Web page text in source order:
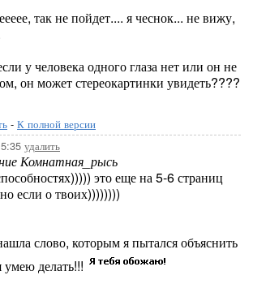
так не пойдет.... я чеснок... не вижу,
у человека одного глаза нет или он не
он может стереокартинки увидеть????
- К полной версии
удалить
Комнатная_рысь
это еще на 5-6 страниц
если о твоих))))))))
слово, которым я пытался объяснить
умею делать!!!